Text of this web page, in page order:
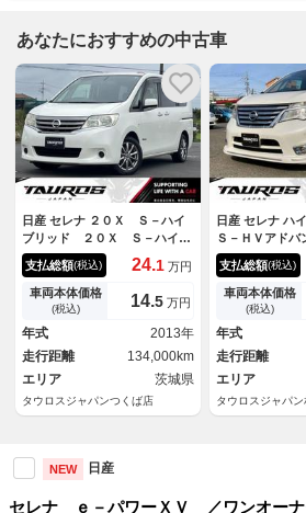
あなたにおすすめの中古車
日産 セレナ ２０Ｘ Ｓ－ハイ
ブリッド ２０Ｘ Ｓ－ハイブ
リッド 左側パワースライドド
ア アルミホイール エアコ
ン ＥＴＣ スマートキープッ
シュスタート パワステ パワ
ーウインドウ ホワイトパール
支払総額(税込) 24.1 万円
車両本体価格
(税込) 14.5 万円
年式
2013年
走行距離
134,000km
エリア
茨城県
タウロスジャパンつくば店
日産 セレナ ハ
Ｓ－ＨＶアドバ
ィパック ユー
アロ／フォグラ
ースライド／全
Ｖ／リアフリ
外アルミホイー
ドライト／オ
ＴＣ／キーレス
シュスタート
支払総額(税込)
車両本体価格
(税込)
年式
走行距離
エリア
タウロスジャパ
NEW 日産
セレナ ｅ－パワーＸＶ ／ワンオーナ